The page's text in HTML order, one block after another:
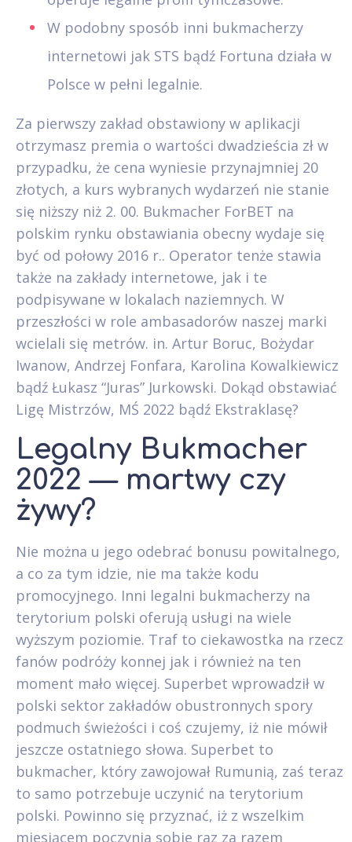
W podobny sposób inni bukmacherzy
internetowi jak STS bądź Fortuna działa w
Polsce w pełni legalnie.
Za pierwszy zakład obstawiony w aplikacji
otrzymasz premia o wartości dwadzieścia zł w
przypadku, że cena wyniesie przynajmniej 20
złotych, a kurs wybranych wydarzeń nie stanie
się niższy niż 2. 00. Bukmacher ForBET na
polskim rynku obstawiania obecny wydaje się
być od połowy 2016 r.. Operator tenże stawia
także na zakłady internetowe, jak i te
podpisywane w lokalach naziemnych. W
przeszłości w role ambasadorów naszej marki
wcielali się metrów. in. Artur Boruc, Bożydar
Iwanow, Andrzej Fonfara, Karolina Kowalkiewicz
bądź Łukasz “Juras” Jurkowski. Dokąd obstawiać
Ligę Mistrzów, MŚ 2022 bądź Ekstraklasę?
Legalny Bukmacher
2022 — martwy czy
żywy?
Nie można u jego odebrać bonusu powitalnego,
a co za tym idzie, nie ma także kodu
promocyjnego. Inni legalni bukmacherzy na
terytorium polski oferują usługi na wiele
wyższym poziomie. Traf to ciekawostka na rzecz
fanów podróży konnej jak i również na ten
moment mało więcej. Superbet wprowadził w
polski sektor zakładów obustronnych spory
podmuch świeżości i coś czujemy, iż nie mówił
jeszcze ostatniego słowa. Superbet to
bukmacher, który zawojował Rumunią, zaś teraz
to samo potrzebuje uczynić na terytorium
polski. Powinno się przyznać, iż z wszelkim
miesiącem poczynia sobie raz za razem